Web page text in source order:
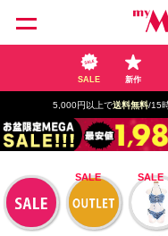
SALE 新作
5,000円以上で送料無料/15